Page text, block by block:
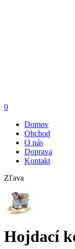
0
Domov
Obchod
O nás
Doprava
Kontakt
Zľava
Hojdací